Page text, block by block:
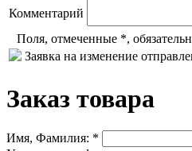
Комментарий
Поля, отмеченные *,
Заявка на изменение
Заказ товара
Имя, Фамилия: *